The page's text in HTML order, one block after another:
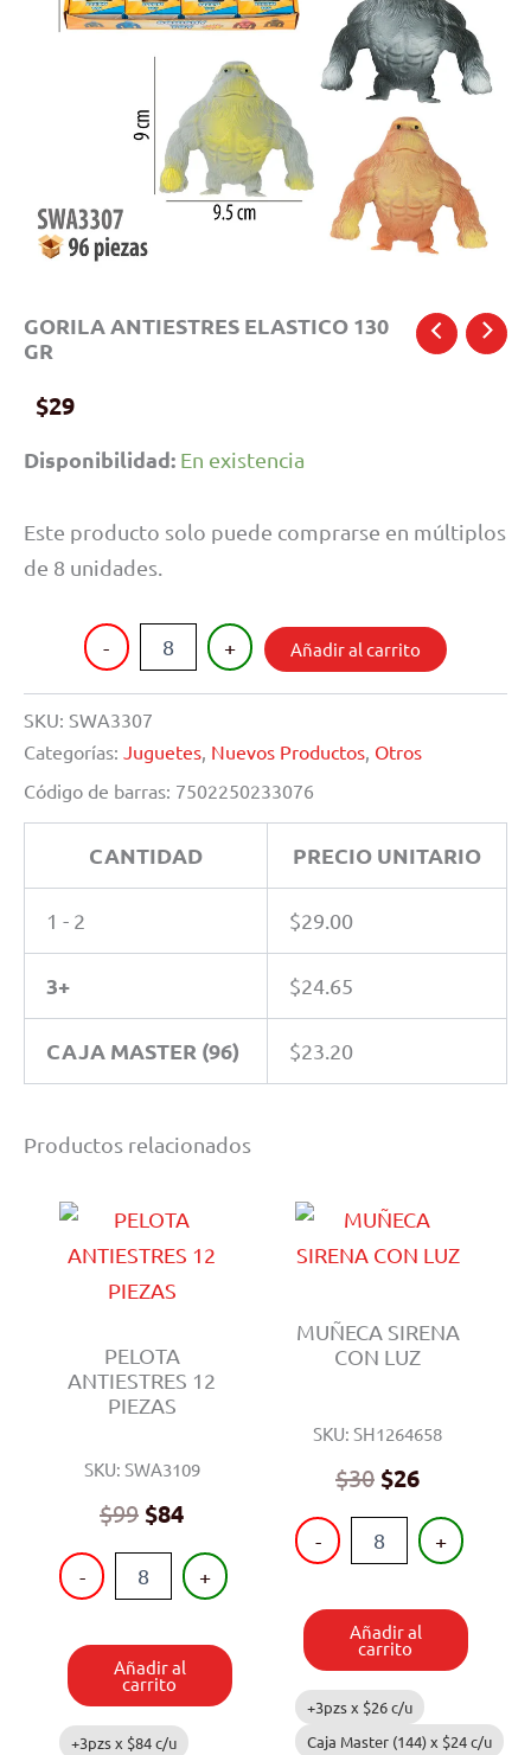
GORILA ANTIESTRES ELASTICO 130
GR
$29
Disponibilidad: En existencia
Este producto solo puede comprarse en múltiplos
de 8 unidades.
-
GORILA
ANTIESTRES
GR
cantidad
+ Añadir al carrito
SKU: SWA3307
Categorías: Juguetes Nuevos Productos Otros
Código de barras: 7502250233076
CANTIDAD PRECIO UNITARIO
1 - 2 $29.00
3+ $24.65
CAJA MASTER (96) $23.20
Productos relacionados
PELOTA
ANTIESTRES 12
PIEZAS
SKU: SWA3109
$99 $84
-
PELOTA
ANTIESTRES
cantidad
+
Añadir al
carrito
+3pzs x $84c/u
MUÑECA SIRENA
CON LUZ
SKU: SH1264658
$30 $26
-
MUÑECA
SIRENA
cantidad
+
Añadir al
carrito
+3pzs x $26c/u
Caja Master (144) x $24c/u